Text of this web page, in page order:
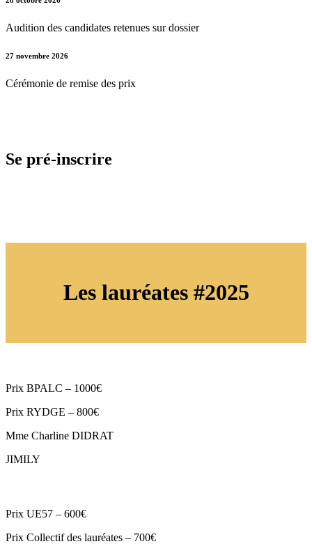
Audition des candidates retenues sur dossier
27 novembre 2026
Cérémonie de remise des prix
Se pré-inscrire
Les lauréates #2025
Prix BPALC – 1000€
Prix RYDGE – 800€
Mme Charline DIDRAT
JIMILY
Prix UE57 – 600€
Prix Collectif des lauréates – 700€